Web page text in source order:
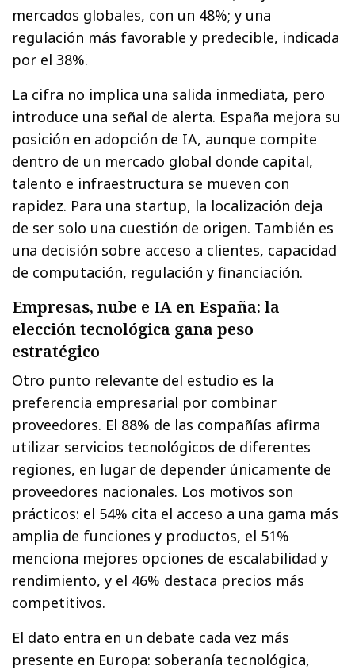
mercados globales, con un 48%; y una
regulación más favorable y predecible, indicada
por el 38%.
La cifra no implica una salida inmediata, pero
introduce una señal de alerta. España mejora su
posición en adopción de IA, aunque compite
dentro de un mercado global donde capital,
talento e infraestructura se mueven con
rapidez. Para una startup, la localización deja
de ser solo una cuestión de origen. También es
una decisión sobre acceso a clientes, capacidad
de computación, regulación y financiación.
Empresas, nube e IA en España: la
elección tecnológica gana peso
estratégico
Otro punto relevante del estudio es la
preferencia empresarial por combinar
proveedores. El 88% de las compañías afirma
utilizar servicios tecnológicos de diferentes
regiones, en lugar de depender únicamente de
proveedores nacionales. Los motivos son
prácticos: el 54% cita el acceso a una gama más
amplia de funciones y productos, el 51%
menciona mejores opciones de escalabilidad y
rendimiento, y el 46% destaca precios más
competitivos.
El dato entra en un debate cada vez más
presente en Europa: soberanía tecnológica,